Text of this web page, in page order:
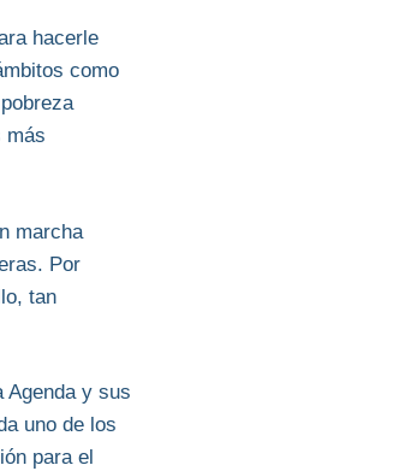
hacerle
como
más
marcha
Por
tan
Agenda y sus
uno de los
para el